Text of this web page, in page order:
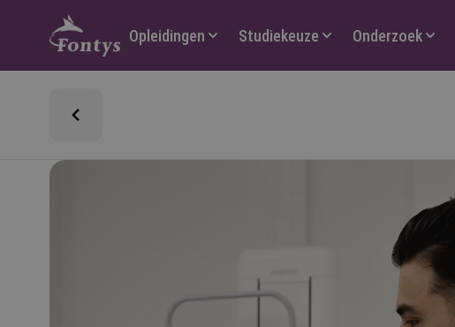
Hoofdmenu
Opleidingen Studiekeuze Onderzoek